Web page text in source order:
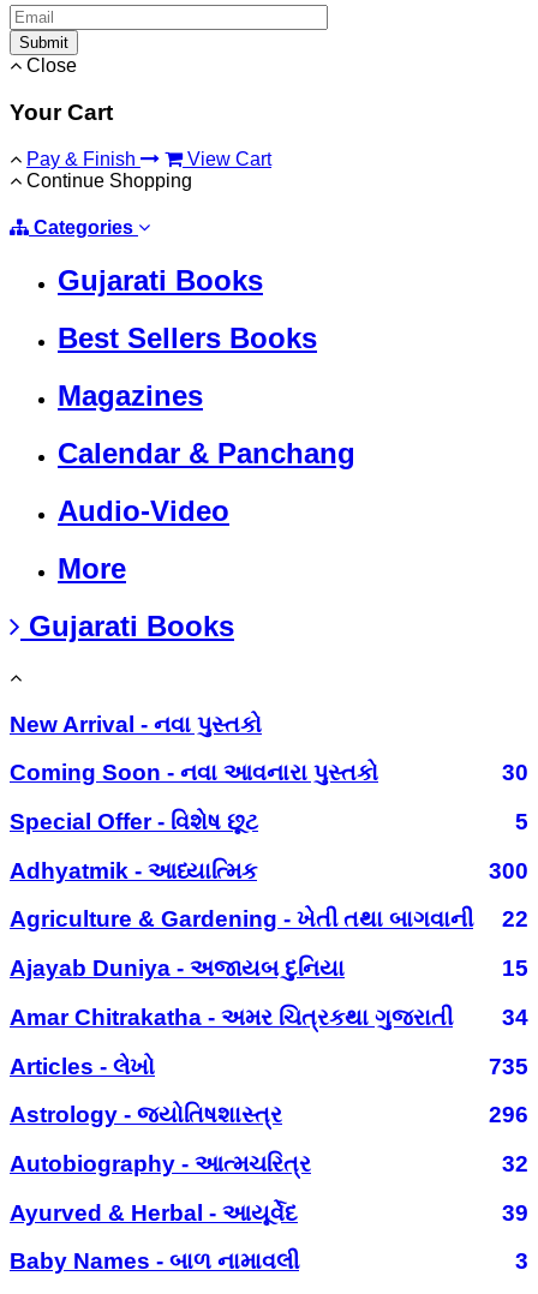
Submit
Close
Your Cart
Pay & Finish
View Cart
Continue Shopping
Categories
Gujarati Books
Best Sellers Books
Magazines
Calendar & Panchang
Audio-Video
More
Gujarati Books
New Arrival - નવા પુસ્તકો
Coming Soon - નવા આવનારા પુસ્તકો
30
Special Offer - વિશેષ છૂટ
5
Adhyatmik - આધ્યાત્મિક
300
Agriculture & Gardening - ખેતી તથા બાગવાની
22
Ajayab Duniya - અજાયબ દુનિયા
15
Amar Chitrakatha - અમર ચિત્રકથા ગુજરાતી
34
Articles - લેખો
735
Astrology - જ્યોતિષશાસ્ત્ર
296
Autobiography - આત્મચરિત્ર
32
Ayurved & Herbal - આયૂર્વેદ
39
Baby Names - બાળ નામાવલી
3